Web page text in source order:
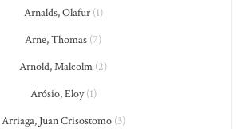
Arnalds, Olafur(1)
Arne, Thomas (7)
Arnold, Malcolm (2)
Arósio, Eloy(1)
Arriaga, Juan Crisostomo(3)